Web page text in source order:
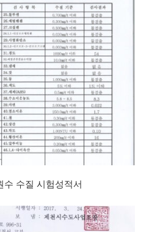
수 수질 시험성적서